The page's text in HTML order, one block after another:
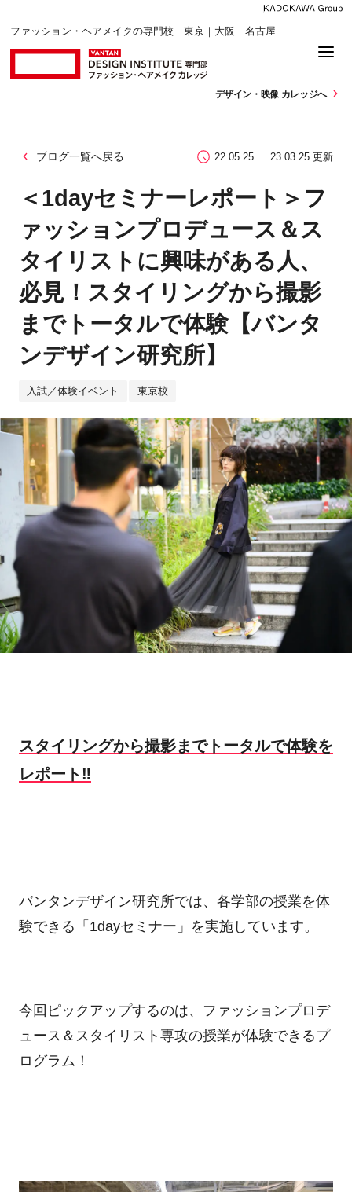
ファッション・ヘアメイクの専門校 東京｜大阪｜名古屋
デザイン・ 映像 カレッジへ
ブログ一覧へ戻る 22.05.25 23.03.25 更新
＜1dayセミナーレポート＞フ
ァッションプロデュース＆ス
タイリストに興味がある人、
必見！スタイリングから撮影
までトータルで体験【バンタ
ンデザイン研究所】
入試／体験イベント 東京校
スタイリングから撮影までトータルで体験を
レポート‼
バンタンデザイン研究所では、各学部の授業を体
験できる「1dayセミナー」を実施しています。
今回ピックアップするのは、ファッションプロデ
ュース＆スタイリスト専攻の授業が体験できるプ
ログラム！